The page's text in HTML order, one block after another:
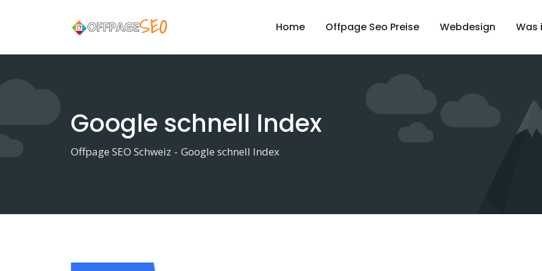
Home Offpage Seo Preise Webdesign Was
Google schnell Index
Offpage SEO Schweiz - Google schnell Index